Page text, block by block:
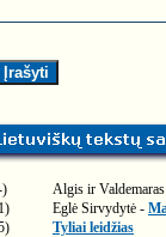
) Algis ir
Eglė Sirvydytė -
Tyliai leidžias